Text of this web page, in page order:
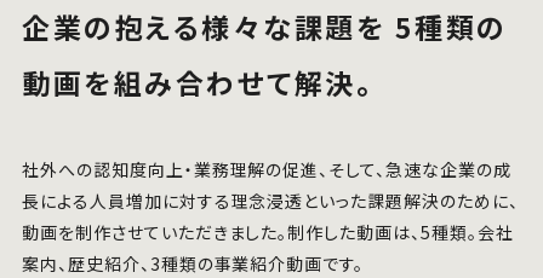
企業の抱える様々な課題を 5種類の
動画を組み合わせて解決。
社外への認知度向上・業務理解の促進、そして、急速な企業の成
長による人員増加に対する理念浸透といった課題解決のために、
動画を制作させていただきました。制作した動画は、5種類。会社
案内、歴史紹介、3種類の事業紹介動画です。